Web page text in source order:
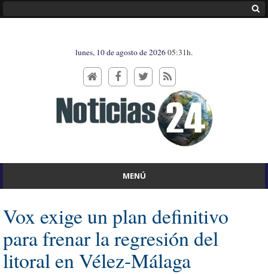
lunes, 10 de agosto de 202605:31h.
MENÚ
Vox exige un plan definitivo
para frenar la regresión del
litoral en Vélez-Málaga